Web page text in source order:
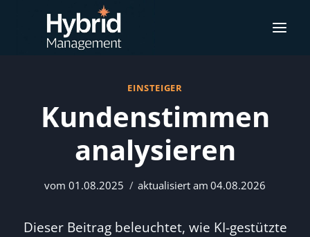
springen
EINSTEIGER
Kundenstimmen
analysieren
vom 01.08.2025 aktualisiert am 04.08.2026
Dieser Beitrag beleuchtet, wie KI-gestützte